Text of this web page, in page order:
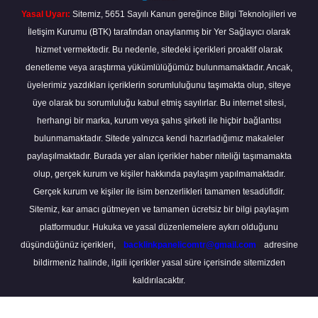
Yasal Uyarı: Sitemiz, 5651 Sayılı Kanun gereğince Bilgi Teknolojileri ve
İletişim Kurumu (BTK) tarafından onaylanmış bir Yer Sağlayıcı olarak
hizmet vermektedir. Bu nedenle, sitedeki içerikleri proaktif olarak
denetleme veya araştırma yükümlülüğümüz bulunmamaktadır. Ancak,
üyelerimiz yazdıkları içeriklerin sorumluluğunu taşımakta olup, siteye
üye olarak bu sorumluluğu kabul etmiş sayılırlar. Bu internet sitesi,
herhangi bir marka, kurum veya şahıs şirketi ile hiçbir bağlantısı
bulunmamaktadır. Sitede yalnızca kendi hazırladığımız makaleler
paylaşılmaktadır. Burada yer alan içerikler haber niteliği taşımamakta
olup, gerçek kurum ve kişiler hakkında paylaşım yapılmamaktadır.
Gerçek kurum ve kişiler ile isim benzerlikleri tamamen tesadüfidir.
Sitemiz, kar amacı gütmeyen ve tamamen ücretsiz bir bilgi paylaşım
platformudur. Hukuka ve yasal düzenlemelere aykırı olduğunu
düşündüğünüz içerikleri,
backlinkpanelicomtr@gmail.com
adresine
bildirmeniz halinde, ilgili içerikler yasal süre içerisinde sitemizden
kaldırılacaktır.